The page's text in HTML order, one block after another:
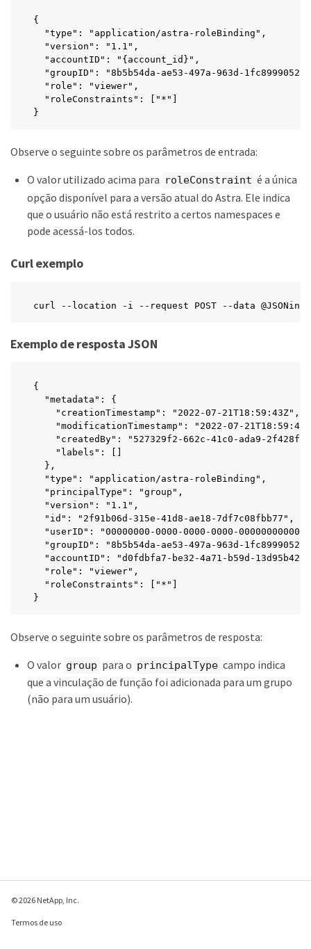
{
  "type": "application/astra-roleBinding",
  "version": "1.1",
  "accountID": "{account_id}",
"groupID": "8b5b54da-ae53-497a-963d-
  "role": "viewer",
  "roleConstraints": ["*"]
}
Observe o seguinte sobre os parâmetros de entrada:
O valor utilizado acima para roleConstraint é a única
opção disponível para a versão atual do Astra. Ele indica
que o usuário não está restrito a certos namespaces e
pode acessá-los todos.
Curl exemplo
curl --location -i --request POST --data
Exemplo de resposta JSON
{
  "metadata": {
    "creationTimestamp": "2022-07-21T18:59:43Z",
"modificationTimestamp": "2022-07-
"createdBy": "527329f2-662c-41c0-ada9-
    "labels": []
  },
  "type": "application/astra-roleBinding",
  "principalType": "group",
  "version": "1.1",
  "id": "2f91b06d-315e-41d8-ae18-7df7c08fbb77",
"userID": "00000000-0000-0000-0000-
"groupID": "8b5b54da-ae53-497a-963d-
"accountID": "d0fdbfa7-be32-4a71-b59d-
  "role": "viewer",
  "roleConstraints": ["*"]
}
Observe o seguinte sobre os parâmetros de resposta:
O valor group para o principalType campo indica
que a vinculação de função foi adicionada para um grupo
(não para um usuário).
© 2026 NetApp, Inc.
Termos de uso